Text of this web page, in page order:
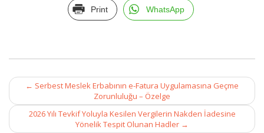
Print WhatsApp
Post
navigation
← Serbest Meslek Erbabının e-Fatura Uygulamasına Geçme
Zorunluluğu – Özelge
2026 Yılı Tevkif Yoluyla Kesilen Vergilerin Nakden İadesine
Yönelik Tespit Olunan Hadler →